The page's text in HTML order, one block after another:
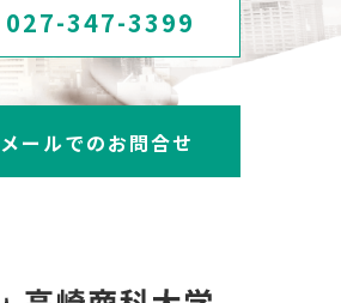
027-347-3399
メールでのお問合せ